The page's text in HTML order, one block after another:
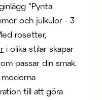
"Pynta
och julkulor - 3
rosetter,
i olika stilar skapar
passar din smak.
moderna
till att göra